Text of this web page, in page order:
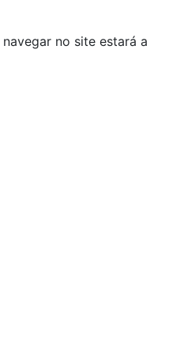
no site estará a